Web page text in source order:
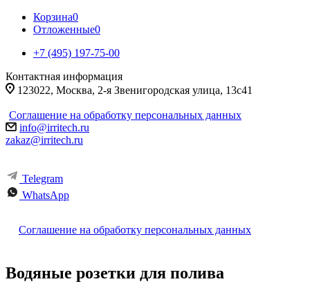
Корзина0
Отложенные0
+7 (495) 197-75-00
Контактная информация
123022, Москва, 2-я Звенигородская улица, 13с41
Соглашение на обработку персональных данных
info@irritech.ru
zakaz@irritech.ru
Telegram
WhatsApp
Соглашение на обработку персональных данных
Водяные розетки для полива